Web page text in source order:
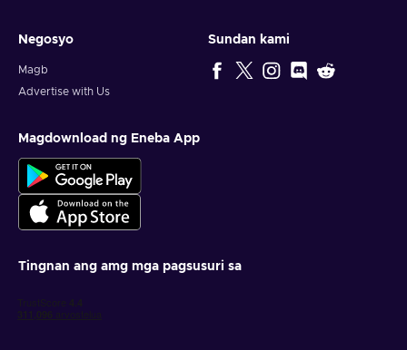
Negosyo
Magb
Advertise with Us
Sundan kami
Magdownload ng Eneba App
Tingnan ang amg mga pagsusuri sa